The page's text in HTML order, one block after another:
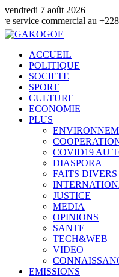
vendredi 7 août 2026
commercial au +228 92 69
ACCUEIL
POLITIQUE
SOCIETE
SPORT
CULTURE
ECONOMIE
PLUS
COVID19 AU
DIASPORA
FAITS DIVERS
JUSTICE
MEDIA
OPINIONS
SANTE
TECH&WEB
VIDEO
EMISSIONS